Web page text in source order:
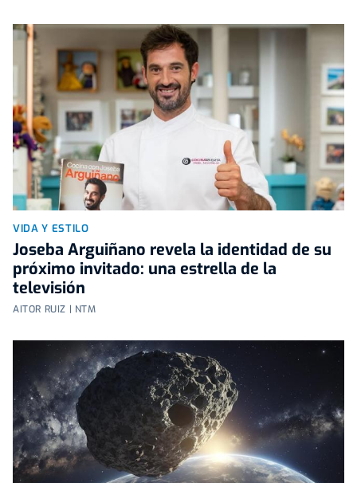
VIDA Y ESTILO
Joseba Arguiñano revela la identidad de su
próximo invitado: una estrella de la
televisión
AITOR RUIZ | NTM